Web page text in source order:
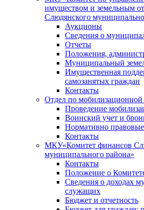
имуществом и земельным
Слюдянского
Аукционы
Сведения о
Отчеты
Положения,
Муниципальный
Имущественная
самозанятых граждан
Контакты
Отдел по мобилизационной
Проведение
Воинский учет и
Нормативно
Контакты
МКУ«Комитет финансов
муниципального района»
Контакты
Положение о
Сведения о доходах
служащих
Бюджет и отчетность